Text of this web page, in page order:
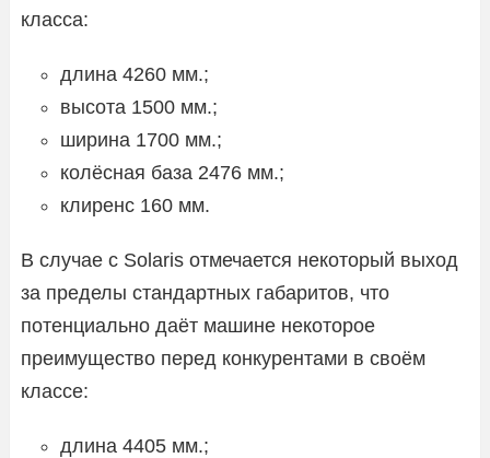
класса:
длина 4260 мм.;
высота 1500 мм.;
ширина 1700 мм.;
колёсная база 2476 мм.;
клиренс 160 мм.
В случае с Solaris отмечается некоторый выход
за пределы стандартных габаритов, что
потенциально даёт машине некоторое
преимущество перед конкурентами в своём
классе:
длина 4405 мм.;